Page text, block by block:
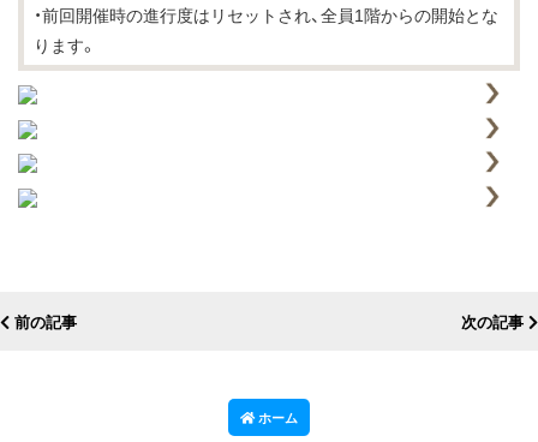
・前回開催時の進行度はリセットされ、全員1階からの開始とな
ります。
前の記事 次の記事
ホーム